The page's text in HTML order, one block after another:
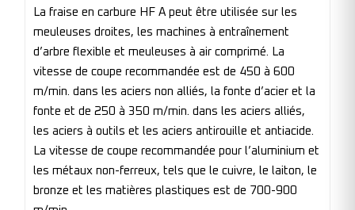
La fraise en carbure HF A peut être utilisée sur les
meuleuses droites, les machines à entraînement
d’arbre flexible et meuleuses à air comprimé. La
vitesse de coupe recommandée est de 450 à 600
m/min. dans les aciers non alliés, la fonte d’acier et la
fonte et de 250 à 350 m/min. dans les aciers alliés,
les aciers à outils et les aciers antirouille et antiacide.
La vitesse de coupe recommandée pour l’aluminium et
les métaux non-ferreux, tels que le cuivre, le laiton, le
bronze et les matières plastiques est de 700-900